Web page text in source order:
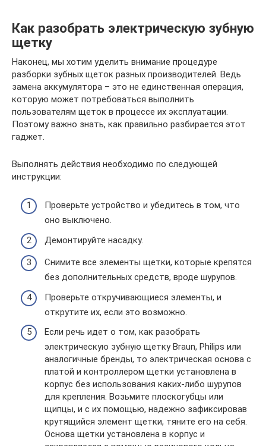
Как разобрать электрическую зубную
щетку
Наконец, мы хотим уделить внимание процедуре
разборки зубных щеток разных производителей. Ведь
замена аккумулятора – это не единственная операция,
которую может потребоваться выполнить
пользователям щеток в процессе их эксплуатации.
Поэтому важно знать, как правильно разбирается этот
гаджет.
Выполнять действия необходимо по следующей
инструкции:
Проверьте устройство и убедитесь в том, что
оно выключено.
Демонтируйте насадку.
Снимите все элементы щетки, которые крепятся
без дополнительных средств, вроде шурупов.
Проверьте откручивающиеся элементы, и
открутите их, если это возможно.
Если речь идет о том, как разобрать
электрическую зубную щетку Braun, Philips или
аналогичные бренды, то электрическая основа с
платой и контроллером щетки установлена в
корпус без использования каких-либо шурупов
для крепления. Возьмите плоскогубцы или
щипцы, и с их помощью, надежно зафиксировав
крутящийся элемент щетки, тяните его на себя.
Основа щетки установлена в корпус и